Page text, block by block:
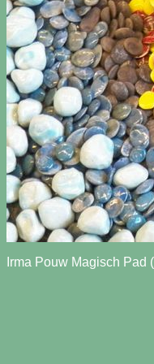
Irma Pouw Magisch Pad